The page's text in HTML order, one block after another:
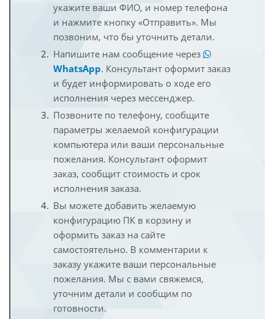
укажите ваши ФИО, и номер телефона
и нажмите кнопку «Отправить». Мы
позвоним, что бы уточнить детали.
Напишите нам сообщение через
WhatsApp. Консультант оформит заказ
и будет информировать о ходе его
исполнения через мессенджер.
Позвоните по телефону, сообщите
параметры желаемой конфигурации
компьютера или ваши персональные
пожелания. Консультант оформит
заказ, сообщит стоимость и срок
исполнения заказа.
Вы можете добавить желаемую
конфигурацию ПК в корзину и
оформить заказ на сайте
самостоятельно. В комментарии к
заказу укажите ваши персональные
пожелания. Мы с вами свяжемся,
уточним детали и сообщим по
готовности.